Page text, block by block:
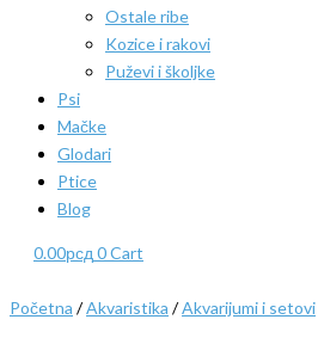
Ostale ribe
Kozice i rakovi
Puževi i školjke
Psi
Mačke
Glodari
Ptice
Blog
0.00рсд 0Cart
Početna /Akvaristika /Akvarijumi i setovi